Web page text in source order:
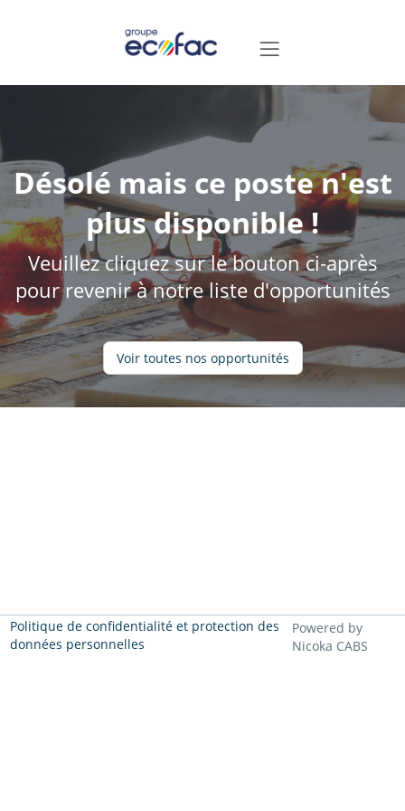
Désolé mais ce poste n'est
plus disponible !
Veuillez cliquez sur le bouton ci-après
pour revenir à notre liste d'opportunités
Voir toutes nos opportunités
Politique de confidentialité et protection des
données personnelles
Powered by
Nicoka CABS